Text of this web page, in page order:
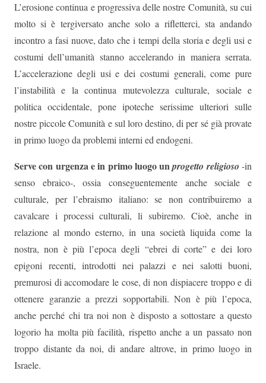
L’erosione continua e progressiva delle nostre Comunità, su cui
molto si è tergiversato anche solo a rifletterci, sta andando
incontro a fasi nuove, dato che i tempi della storia e degli usi e
costumi dell’umanità stanno accelerando in maniera serrata.
L’accelerazione degli usi e dei costumi generali, come pure
l’instabilità e la continua mutevolezza culturale, sociale e
politica occidentale, pone ipoteche serissime ulteriori sulle
nostre piccole Comunità e sul loro destino, di per sé già provate
in primo luogo da problemi interni ed endogeni.
Serve con urgenza e in primo luogo unprogetto religioso -in
senso ebraico-, ossia conseguentemente anche sociale e
culturale, per l’ebraismo italiano: se non contribuiremo a
cavalcare i processi culturali, li subiremo. Cioè, anche in
relazione al mondo esterno, in una società liquida come la
nostra, non è più l’epoca degli “ebrei di corte” e dei loro
epigoni recenti, introdotti nei palazzi e nei salotti buoni,
premurosi di accomodare le cose, di non dispiacere troppo e di
ottenere garanzie a prezzi sopportabili. Non è più l’epoca,
anche perché chi tra noi non è disposto a sottostare a questo
logorio ha molta più facilità, rispetto anche a un passato non
troppo distante da noi, di andare altrove, in primo luogo in
Israele.